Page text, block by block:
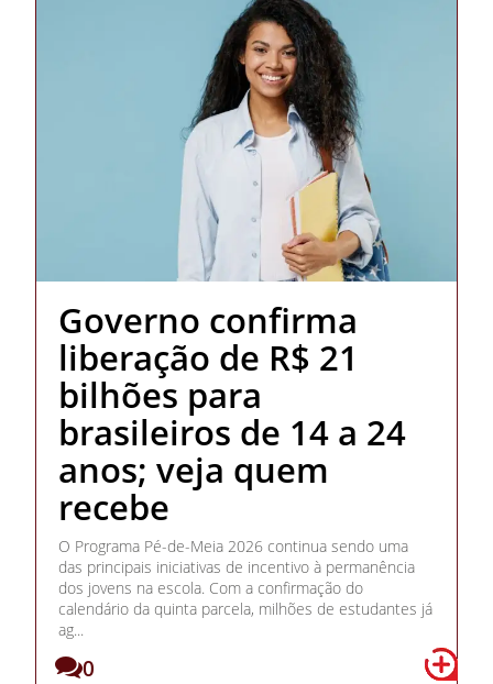
Governo confirma
liberação de R$ 21
bilhões para
brasileiros de 14 a 24
anos; veja quem
recebe
O Programa Pé-de-Meia 2026 continua sendo uma
das principais iniciativas de incentivo à permanência
dos jovens na escola. Com a confirmação do
calendário da quinta parcela, milhões de estudantes já
ag...
0